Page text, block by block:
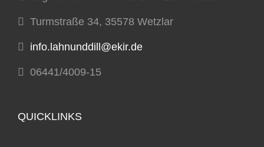
Turmstraße 34, 35578 Wetzlar
info.lahnunddill@ekir.de
06441/4009-15
QUICKLINKS